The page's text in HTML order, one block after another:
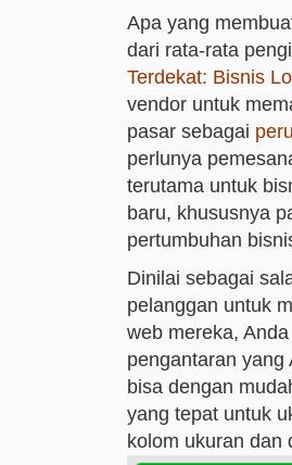
Apa yang
dari rata-rata
Terdekat: Bisnis
vendor untuk
pasar sebagai
perlunya
terutama untuk
baru, khususnya
pertumbuhan
Dinilai sebagai
pelanggan untuk
web mereka,
pengantaran yang
bisa dengan
yang tepat untuk
kolom ukuran dan